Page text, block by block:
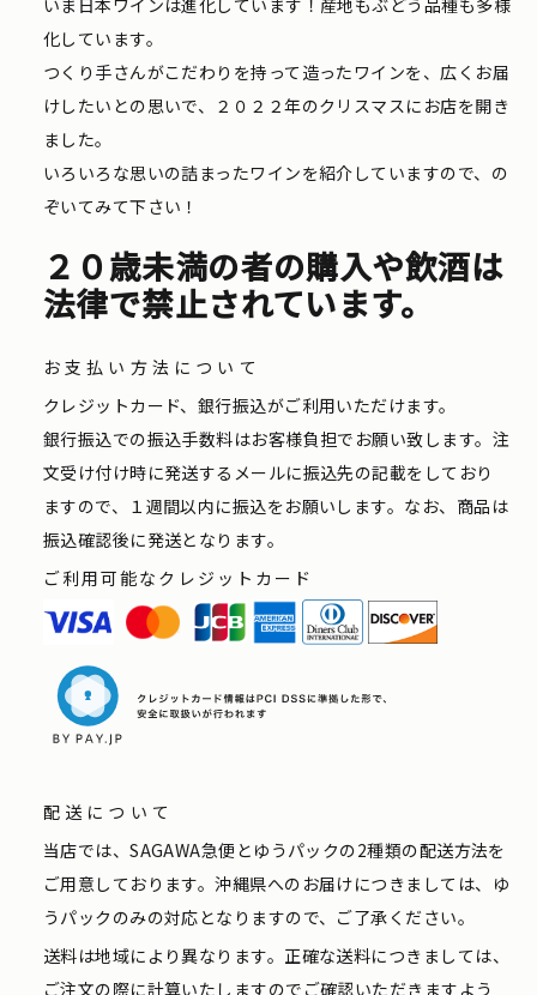
化しています。
つくり手さんがこだわりを持って造ったワインを、広くお届
けしたいとの思いで、２０２２年のクリスマスにお店を開き
ました。
いろいろな思いの詰まったワインを紹介していますので、の
ぞいてみて下さい！
２０歳未満の者の購入や飲酒は
法律で禁止されています。
お支払い方法について
クレジットカード、銀行振込がご利用いただけます。
銀行振込での振込手数料はお客様負担でお願い致します。注
文受け付け時に発送するメールに振込先の記載をしており
ますので、１週間以内に振込をお願いします。なお、商品は
振込確認後に発送となります。
ご利用可能なクレジットカード
配送について
当店では、SAGAWA急便とゆうパックの2種類の配送方法を
ご用意しております。沖縄県へのお届けにつきましては、ゆ
うパックのみの対応となりますので、ご了承ください。
送料は地域により異なります。正確な送料につきましては、
ご注文の際に計算いたしますのでご確認いただきますよう